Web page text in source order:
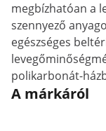
megbízhatóan a
szennyező
egészséges
levegőminőség
polikarbonát-
A márkáról